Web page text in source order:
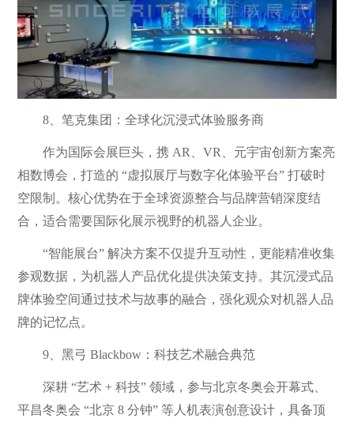
8、笔克集团：全球化沉浸式体验服务商
作为国际会展巨头，携 AR、VR、元宇宙创新方案亮
相数博会，打造的 “虚拟展厅与数字化体验平台” 打破时
空限制。核心优势在于全球资源整合与品牌营销深度结
合，适合需要国际化展示视野的机器人企业。
“智能展台” 解决方案不仅提升互动性，更能精准收集
参观数据，为机器人产品优化提供决策支持。其沉浸式品
牌体验空间通过技术与故事的融合，强化观众对机器人品
牌的记忆点。
9、黑弓 Blackbow：科技艺术融合典范
深耕 “艺术 + 科技” 领域，参与北京冬奥会开幕式、
平昌冬奥会 “北京 8 分钟” 等人机表演创意设计，具备顶